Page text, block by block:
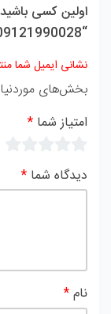
اولین کسی
“09121990028 – سیم کارت دائمی همراه اول”
نشانی ایمیل شما
بخش‌های
امتیاز شما *
دیدگاه شما *
نام*